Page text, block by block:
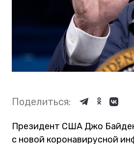
Поделиться:
Президент США Джо
с новой коронавирусной